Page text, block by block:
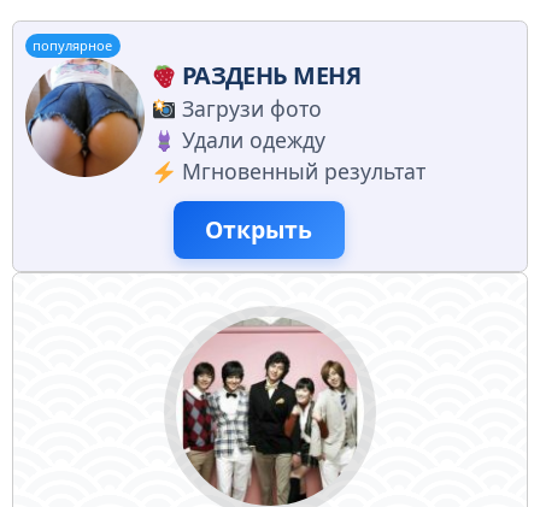
популярное
РАЗДЕНЬ МЕНЯ
Загрузи фото
Удали одежду
Мгновенный результат
Открыть